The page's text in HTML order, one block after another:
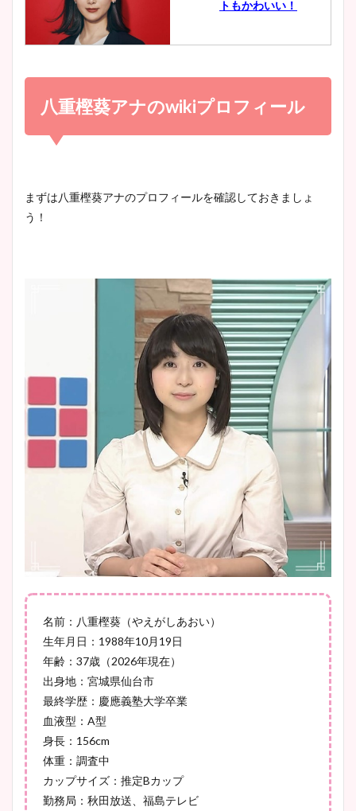
とめ！美脚や水着姿に年齢も
宇賀神メグアナのニット画像
トもかわいい！
小室瑛莉子のカップ画像まと
め！足が美脚でニット衣装も
かわいい！
清水麻椰アナのかわいい画
大家彩香アナのかわいいカッ
プ画像まとめ！同期や実家に
wikiプロフも！
安藤萌々アナのカップ画像や
ニット衣装まとめ！美足の筋
肉も凄い！
鈴木唯の太ってた時の体重が
ヤバすぎww原因や痩せたダ
イエット方は？昔と現在を画
豊島実季アナのカップ画像ま
とめ！美脚や水着姿に年齢も
宇賀神メグアナのニット画像
まとめ！足も美脚でカップも
八重樫葵アナのwikiプロフィール
まずは八重樫葵アナのプロフィールを確認しておきましょ
う！
名前：八重樫葵（やえがしあおい）
生年月日：1988年10月19日
年齢：37歳（2026年現在）
出身地：宮城県仙台市
最終学歴：慶應義塾大学卒業
血液型：A型
身長：156cm
体重：調査中
カップサイズ：推定Bカップ
勤務局：秋田放送、福島テレビ